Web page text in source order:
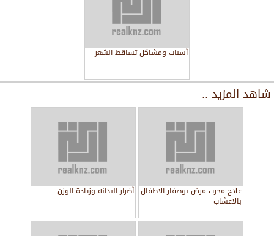
أسباب ومشاكل تساقط الشعر
شاهد المزيد ..
علاج مجرب مرض بوصفار الاطفال
بالاعشاب
أضرار البدانة وزيادة الوزن